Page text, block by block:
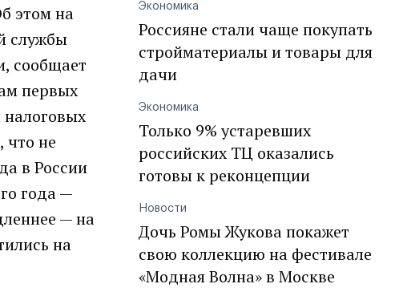
этом на
службы
сообщает
первых
налоговых
что не
в России
года —
— на
на
Экономика
Россияне стали чаще покупать
стройматериалы и товары для
дачи
Экономика
Только 9% устаревших
российских ТЦ оказались
готовы к реконцепции
Новости
Дочь Ромы Жукова покажет
свою коллекцию на фестивале
«Модная Волна» в Москве